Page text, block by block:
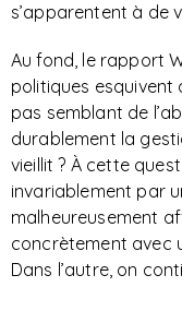
s’apparentent à de
Au fond, le rapport
politiques esquivent
pas semblant de
durablement la
vieillit ? À cette
invariablement par
malheureusement
concrètement avec
Dans l’autre, on